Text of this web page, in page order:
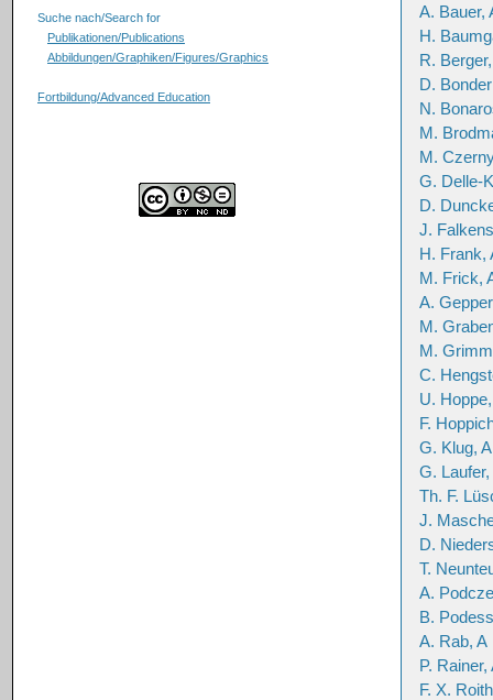
Suche nach/Search for
Publikationen/Publications
Abbildungen/Graphiken/Figures/Graphics
Fortbildung/Advanced Education
A. Bauer,
H.
R.
D.
N.
M.
M.
G. Delle-
D.
J.
H. Frank,
M. Frick,
A.
M.
M.
C.
U.
F.
G. Klug, A
G. Laufer,
Th. F.
J.
D.
T.
A.
B.
A. Rab, A
P. Rainer,
F. X.